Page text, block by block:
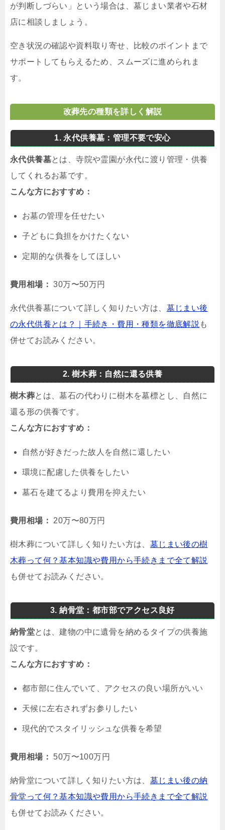
が判断しづらい」という場合は、墓じまい業者や石材
店に相談しましょう。
空き状況の確認や資料取り寄せ、比較のポイントまで
サポートしてもらえるため、スムーズに進められま
す。
改葬先の種類を詳しく解説
1. 永代供養墓：管理不要で安心
永代供養墓とは、寺院や霊園が永代に渡り管理・供養
してくれるお墓です。
こんな方におすすめ：
お墓の管理を任せたい
子どもに負担をかけたくない
定期的な供養をしてほしい
費用相場： 30万〜50万円
永代供養墓について詳しく知りたい方は、 墓じまい後
の永代供養とは？｜手続き・費用・種類を徹底解説 も
併せてお読みください。
2. 樹木葬：自然に還る供養
樹木葬とは、墓石の代わりに樹木を墓標とし、自然に
還る形の供養です。
こんな方におすすめ：
自然が好きだった故人を自然に還したい
環境に配慮した供養をしたい
墓石を建てるより費用を抑えたい
費用相場： 20万〜80万円
樹木葬について詳しく知りたい方は、 墓じまい後の樹
木葬って何？基本知識や費用から手続きまで全て解説
も併せてお読みください。
3. 納骨堂：都市部でアクセス良好
納骨堂とは、建物の中に遺骨を納めるタイプの供養施
設です。
こんな方におすすめ：
都市部に住んでいて、アクセスの良い場所がいい
天候に左右されずお参りしたい
現代的でスタイリッシュな供養を希望
費用相場： 50万〜100万円
納骨堂について詳しく知りたい方は、 墓じまい後の納
骨堂って何？基本知識や費用から手続きまで全て解説
も併せてお読みください。